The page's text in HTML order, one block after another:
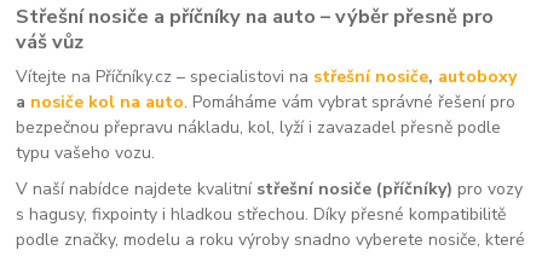
Střešní nosiče a příčníky na auto – výběr přesně pro
váš vůz
Vítejte na Příčníky.cz – specialistovi na střešní nosiče, autoboxy
a nosiče kol na auto. Pomáháme vám vybrat správné řešení pro
bezpečnou přepravu nákladu, kol, lyží i zavazadel přesně podle
typu vašeho vozu.
V naší nabídce najdete kvalitní střešní nosiče (příčníky) pro vozy
s hagusy, fixpointy i hladkou střechou. Díky přesné kompatibilitě
podle značky, modelu a roku výroby snadno vyberete nosiče, které